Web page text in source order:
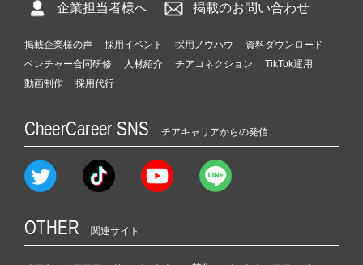
企業担当者様へ 掲載のお問い合わせ
掲載企業様の声 採用イベント 採用ノウハウ
資料ダウンロード
ベンチャー合同研修
人材紹介 チアコネクション
TikTok運用
動画制作
採用代行
CheerCareer SNS チアキャリアからの発信
OTHER 関連サイト